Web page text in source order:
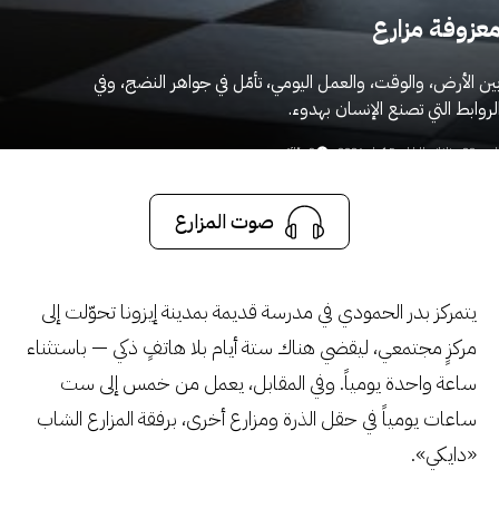
مزارع
الأرض، والوقت، والعمل اليومي، تأمّل في جواهر النضج، وفي
التي تصنع الإنسان بهدوء.
29 ناغانو، اليابان 5 فبراير 2026 3 دقائق
سنين نامان، العدد 29
صوت المزارع
يتمركز بدر الحمودي في مدرسة قديمة بمدينة إيزونا تحوّلت إلى
مركزٍ مجتمعي، ليقضي هناك ستة أيام بلا هاتفٍ ذكي — باستثناء
ساعة واحدة يومياً. وفي المقابل، يعمل من خمس إلى ست
ساعات يومياً في حقل الذرة ومزارع أخرى، برفقة المزارع الشاب
«دايكي».